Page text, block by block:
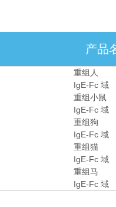
产品
重组人
IgE-Fc 域
重组小鼠
IgE-Fc 域
重组狗
IgE-Fc 域
重组猫
IgE-Fc 域
重组马
IgE-Fc 域